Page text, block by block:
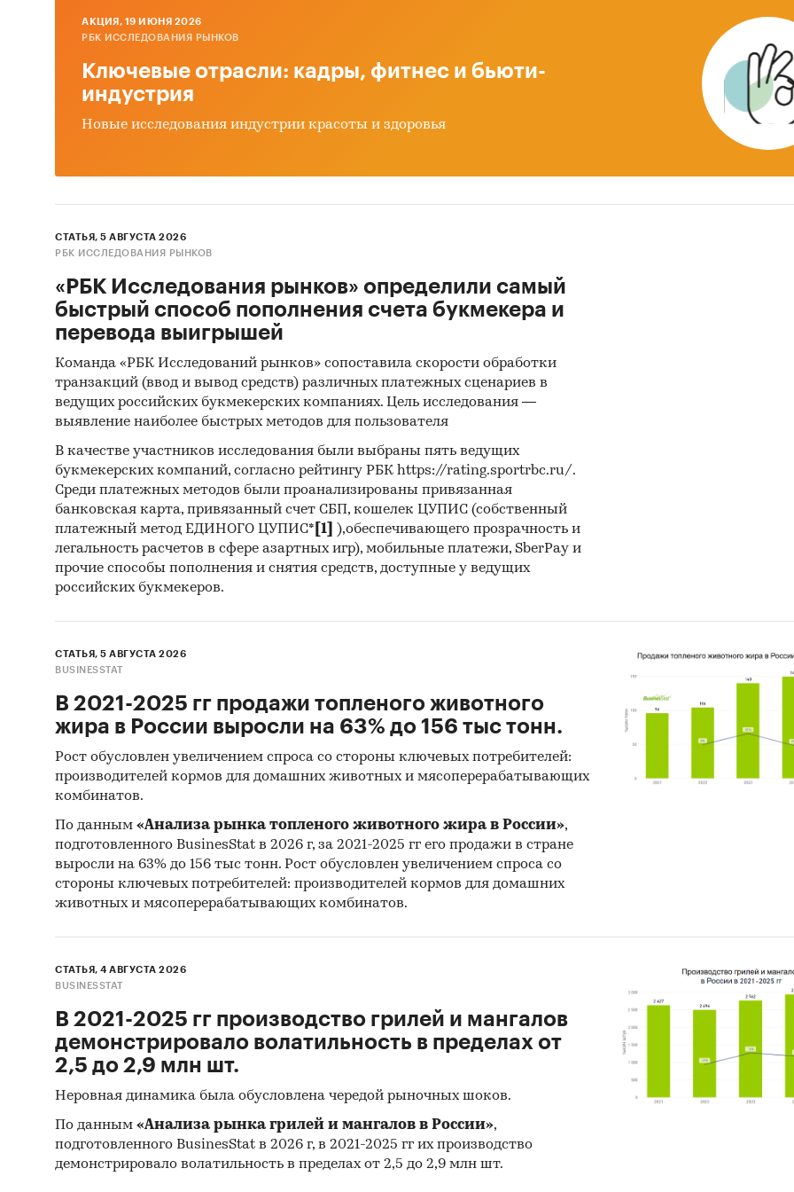
2. Материалы DataMonitor, EuroMonitor, Eurostat.
3. Печатные и электронные деловые и
издания, аналитические обзоры.
5. Экспертные опросы.
7. Результаты исследований маркетинговых и
агентств.
9. Результаты ценовых мониторингов.
10. Материалы и базы данных статистики ООН (United
Statistics Division: Commodity Trade Statistics, Industrial
Statistics, Food and Agriculture Organization и др.).
11. Материалы Международного Валютного Фонда
Monetary Fund).
12. Материалы Всемирного банка (World Bank).
14. Материалы Организации экономического
развития (Organization for Economic Cooperation and
15. Материалы International Trade Centre.
16. Материалы Index Mundi.
Объем и структура выборки
Процедура контент-анализа документов не предполагает
объема выборочной совокупности. Обработке и анализу
использованию база данных с подробной информацией об
импорте в Россию и экспорте из России оборудования по
восстановлению шин. База включает в себя большое число
различных показателей:
1. Категория продукта
2. Группа продукта
3. Бренд
AКЦИЯ, 19 ИЮНЯ 2026
РБК ИССЛЕДОВАНИЯ РЫНКОВ
Ключевые отрасли: кадры, фитнес и бьюти-
индустрия
Новые исследования индустрии красоты и здоровья
СТАТЬЯ, 5 АВГУСТА 2026
РБК ИССЛЕДОВАНИЯ РЫНКОВ
«РБК Исследования рынков» определили самый
быстрый способ пополнения счета букмекера и
перевода выигрышей
Команда «РБК Исследований рынков» сопоставила скорости обработки
транзакций (ввод и вывод средств) различных платежных сценариев в
ведущих российских букмекерских компаниях. Цель исследования —
выявление наиболее быстрых методов для пользователя
В качестве участников исследования были выбраны пять ведущих
букмекерских компаний, согласно рейтингу РБК https://rating.sportrbc.ru/.
Среди платежных методов были проанализированы привязанная
банковская карта, привязанный счет СБП, кошелек ЦУПИС (собственный
платежный метод ЕДИНОГО ЦУПИС* [1]
),обеспечивающего прозрачность и
легальность расчетов в сфере азартных игр), мобильные платежи, SberPay и
прочие способы пополнения и снятия средств, доступные у ведущих
российских букмекеров.
СТАТЬЯ, 5 АВГУСТА 2026
BUSINESSTAT
В 2021-2025 гг продажи топленого животного
жира в России выросли на 63% до 156 тыс тонн.
Рост обусловлен увеличением спроса со стороны ключевых потребителей:
производителей кормов для домашних животных и мясоперерабатывающих
комбинатов.
По данным «Анализа рынка топленого животного жира в России»,
подготовленного BusinesStat в 2026 г, за 2021-2025 гг его продажи в стране
выросли на 63% до 156 тыс тонн. Рост обусловлен увеличением спроса со
стороны ключевых потребителей: производителей кормов для домашних
животных и мясоперерабатывающих комбинатов.
СТАТЬЯ, 4 АВГУСТА 2026
BUSINESSTAT
В 2021-2025 гг производство грилей и мангалов
демонстрировало волатильность в пределах от
2,5 до 2,9 млн шт.
Неровная динамика была обусловлена чередой рыночных шоков.
По данным «Анализа рынка грилей и мангалов в России»,
подготовленного BusinesStat в 2026 г, в 2021-2025 гг их производство
демонстрировало волатильность в пределах от 2,5 до 2,9 млн шт.